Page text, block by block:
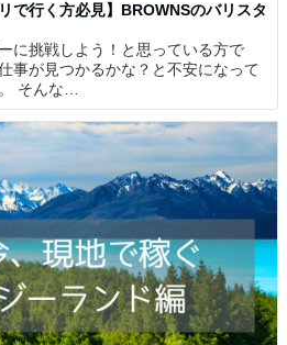
で行く方必見】BROWNSのバリスタ
に挑戦しよう！と思っている方で
事が見つかるかな？と不安になって
そんな…